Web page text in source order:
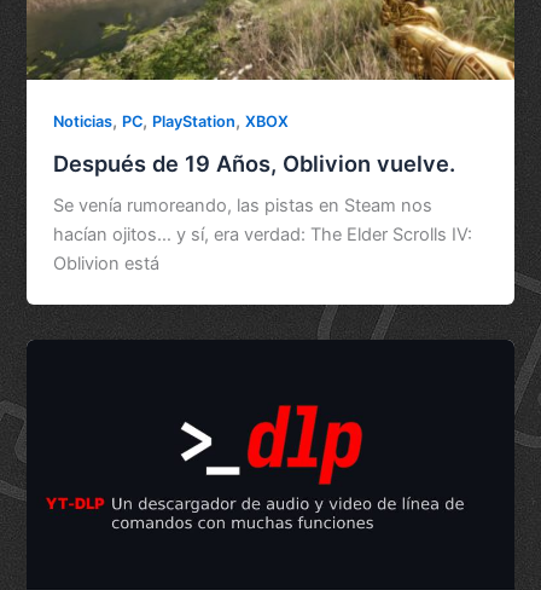
Noticias, PC, PlayStation,XBOX
Después de 19 Años, Oblivion vuelve.
Se venía rumoreando, las pistas en Steam nos
hacían ojitos… y sí, era verdad: The Elder Scrolls IV:
Oblivion está